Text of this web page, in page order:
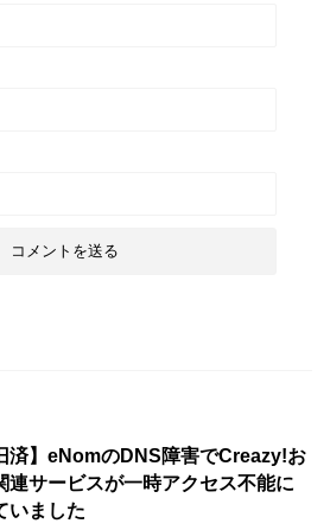
済】eNomのDNS障害でCreazy!お
連サービスが一時アクセス不能に
いました